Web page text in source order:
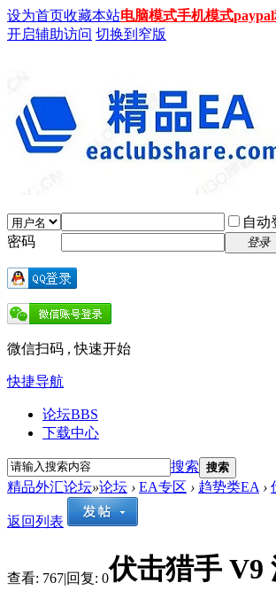
设为首页收藏本站电脑模式手机模式
开启辅助访问 切换到窄版
自动
密码
登录
微信扫码 , 快速开始
快捷导航
论坛BBS
下载中心
搜索 搜索
精品外汇论坛»论坛 › EA专区 › 趋势类EA ›
返回列表
查看: 767|回复: 0伏击猎手 V9